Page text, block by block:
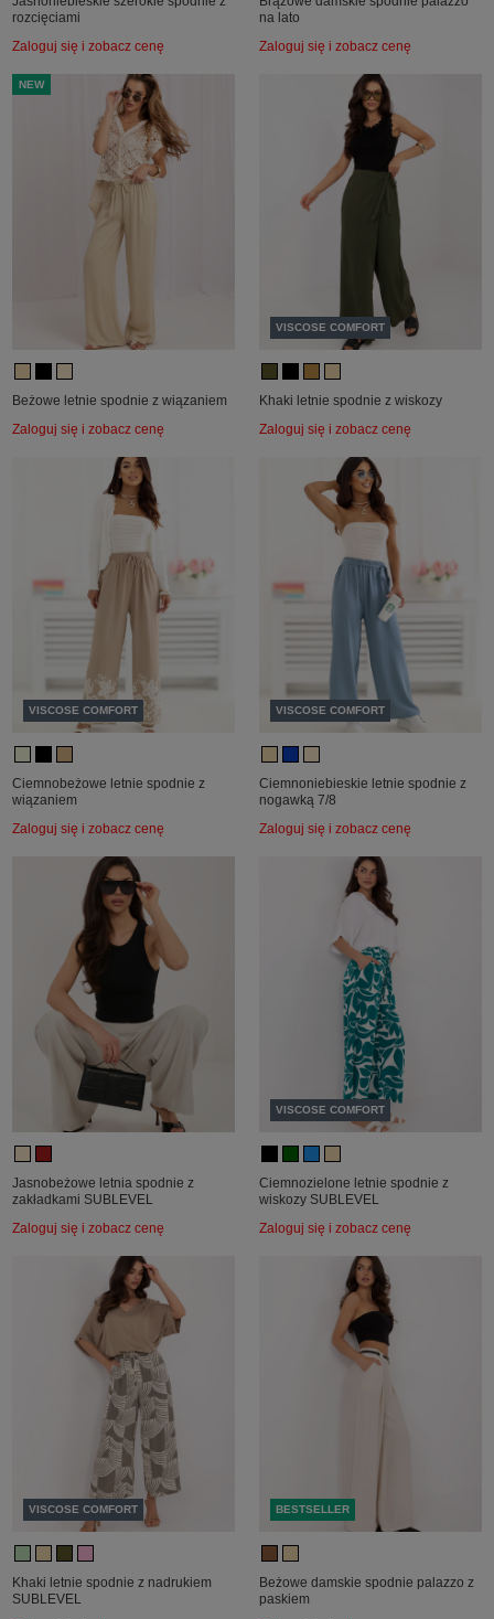
rozcięciami
Zaloguj się i zobacz cenę
na lato
Zaloguj się i zobacz cenę
NEW
Beżowe letnie spodnie z wiązaniem
Zaloguj się i zobacz cenę
VISCOSE COMFORT
Khaki letnie spodnie z wiskozy
Zaloguj się i zobacz cenę
VISCOSE COMFORT
Ciemnobeżowe letnie spodnie z
wiązaniem
Zaloguj się i zobacz cenę
VISCOSE COMFORT
Ciemnoniebieskie letnie spodnie z
nogawką 7/8
Zaloguj się i zobacz cenę
Jasnobeżowe letnia spodnie z
zakładkami SUBLEVEL
Zaloguj się i zobacz cenę
VISCOSE COMFORT
Ciemnozielone letnie spodnie z
wiskozy SUBLEVEL
Zaloguj się i zobacz cenę
VISCOSE COMFORT
Khaki letnie spodnie z nadrukiem
SUBLEVEL
BESTSELLER
Beżowe damskie spodnie palazzo z
paskiem